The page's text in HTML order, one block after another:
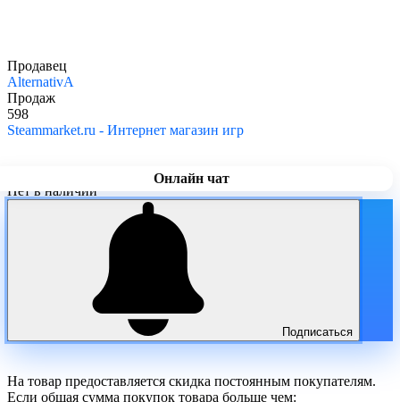
Онлайн чат
Продавец
AlternativA
Продаж
598
Steammarket.ru - Интернет магазин игр
Нет в наличии
Подписаться
На товар предоставляется скидка постоянным покупателям.
Если общая сумма покупок товара больше чем: